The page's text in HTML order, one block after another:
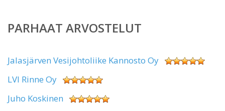
PARHAAT ARVOSTELUT
Jalasjärven Vesijohtoliike Kannosto Oy
LVI Rinne Oy
Juho Koskinen